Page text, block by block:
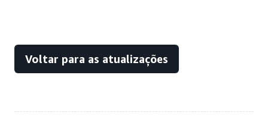
Voltar para as atualizações